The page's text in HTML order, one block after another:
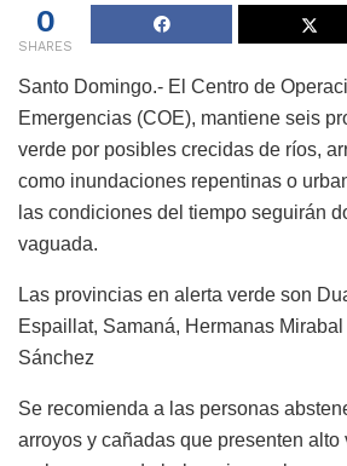
0
SHARES
Santo Domingo.- El Centro de
Emergencias (COE), mantiene seis
verde por posibles crecidas de ríos,
como inundaciones repentinas o
las condiciones del tiempo seguirán
vaguada.
Las provincias en alerta verde son
Espaillat, Samaná, Hermanas
Sánchez
Se recomienda a las personas
arroyos y cañadas que presenten